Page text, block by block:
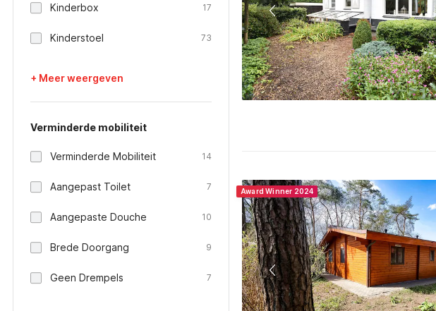
Kinderbox 17
Kinderstoel 73
+ Meer weergeven
Verminderde mobiliteit
Verminderde Mobiliteit 14
Aangepast Toilet 7
Aangepaste Douche 10
Brede Doorgang 9
Geen Drempels 7
Award Winner 2024